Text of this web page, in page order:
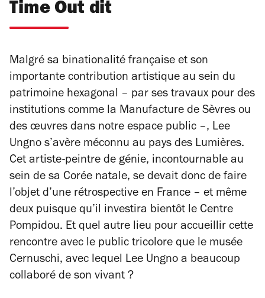
Time Out dit
Malgré sa binationalité française et son
importante contribution artistique au sein du
patrimoine hexagonal – par ses travaux pour des
institutions comme la Manufacture de Sèvres ou
des œuvres dans notre espace public –, Lee
Ungno s’avère méconnu au pays des Lumières.
Cet artiste-peintre de génie, incontournable au
sein de sa Corée natale, se devait donc de faire
l’objet d’une rétrospective en France – et même
deux puisque qu’il investira bientôt le Centre
Pompidou. Et quel autre lieu pour accueillir cette
rencontre avec le public tricolore que le musée
Cernuschi, avec lequel Lee Ungno a beaucoup
collaboré de son vivant ?